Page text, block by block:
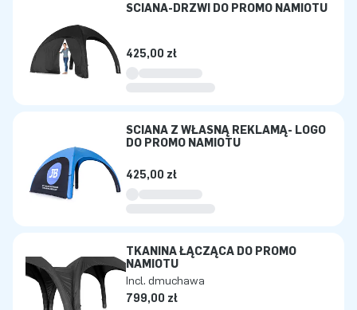
ŚCIANA-DRZWI DO PROMO NAMIOTU
425,00 zł
ŚCIANA Z WŁASNĄ REKLAMĄ- LOGO
DO PROMO NAMIOTU
425,00 zł
TKANINA ŁĄCZĄCA DO PROMO
NAMIOTU
Incl. dmuchawa
799,00 zł